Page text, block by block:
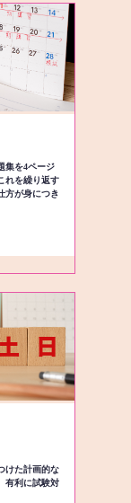
集を4ページ
れを繰り返す
方が身につき
けた計画的な
有利に試験対